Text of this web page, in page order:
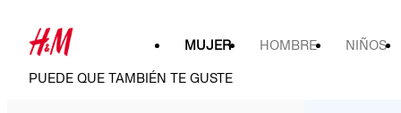
MUJER HOMBRE NIÑOS
PUEDE QUE TAMBIÉN TE GUSTE